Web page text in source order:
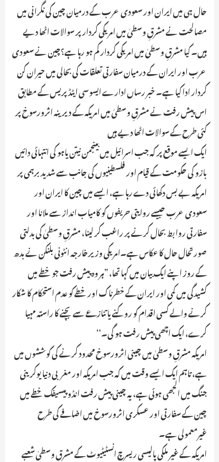
حال ہی میں ایران اور سعودی عرب کے درمیان چین کی نگرانی میں
مصالحت نے مشرقِ وسطیٰ میں امریکی کردار پر سوالات اٹھا دیے
ہیں۔ کیا مشرقِ وسطیٰ میں امریکی کردار کم ہو رہا ہے؟چین نے سعودی
عرب اور ایران کے درمیان سفارتی تعلقات کی بحالی میں حیران کن
کردار ادا کیا ہے۔ خبر رساں ادارے ایسوسی ایٹڈ پریس کے مطابق
اس پیش رفت نے مشرقِ وسطیٰ میں امریکہ کے دیرینہ اثرورسوخ پر
کئی طرح کے سوالات اٹھا دیے ہیں
ایک ایسے موقع پر کہ جب اسرائیل میں بینجمن نیتن یاہو کی انتہائی دائیں
بازو کی حکومت کے قیام اور فلسطینیوں کی جانب سے شدید برہمی پر
امریکہ بے بس دکھائی دے رہا ہے، ایسے میں چین کا ایران اور
سعودی عرب جیسے روایتی حریفوں کو کامیاب انداز سے ملانا اور
سفارتی روابط بحال کرنے پر راغب کر لینا، مشرقِ وسطیٰ کی بدلتی
صورتحال حال کا عکاس ہے۔امریکی وزیرخارجہ انٹونی بلنکن نے بدھ
کے روز اپنے ایک بیان میں کہا تھا، ”ہر وہ پیش رفت جو خطے میں
کشیدگی میں کمی اور ایران کے خطرناک اور خطے کو عدم استحکام کا شکار
کرنے والے کسی اقدام کو روکنے یا تنازعے سے بچنے کا راستہ مہیا
کرے، ایک اچھی پیش رفت ہو گی۔‘‘
امریکہ مشرقِ وسطیٰ میں چینی اثرورسوخ محدود کرنے کی کوششوں میں
ہے، تاہم ایک ایسے وقت میں کہ جب امریکہ اور مغربی دنیا یوکرینی
جنگ میں الجھی ہوئی ہے، یہ چینی پیش رفت انڈو پیسیفک خطے میں
چین کے سفارتی اور عسکری اثرورسوخ میں اضافے کی طرح
غیرمعمولی ہے۔
امریکہ کے غیر ملکی پالیسی ریسرچ انسٹیٹیوٹ کے مشرقِ وسطیٰ شعبے